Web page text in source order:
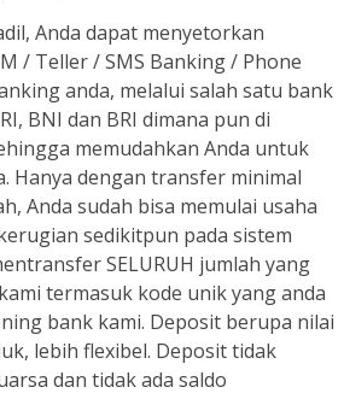
Anda dapat menyetorkan
/ Teller / SMS Banking / Phone
anda, melalui salah satu bank
BNI dan BRI dimana pun di
memudahkan Anda untuk
Hanya dengan transfer minimal
Anda sudah bisa memulai usaha
sedikitpun pada sistem
SELURUH jumlah yang
termasuk kode unik yang anda
bank kami. Deposit berupa nilai
lebih flexibel. Deposit tidak
dan tidak ada saldo